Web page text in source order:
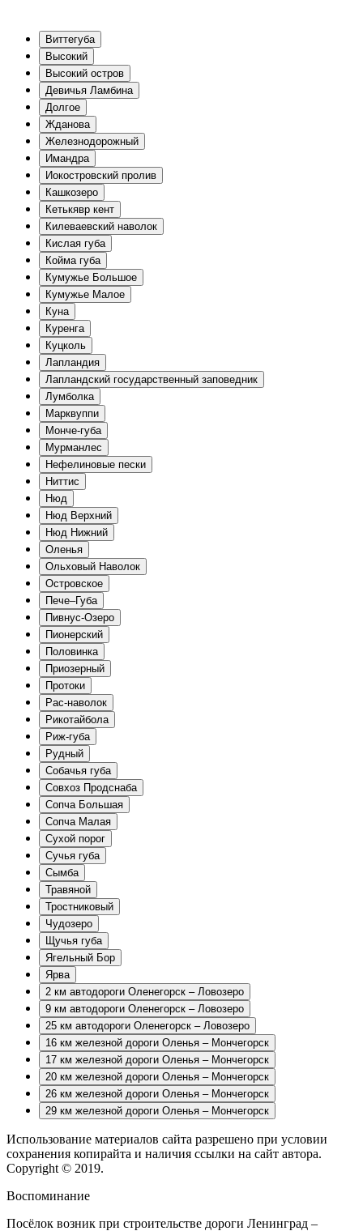
Виттегуба
Высокий
Высокий остров
Девичья Ламбина
Долгое
Жданова
Железнодорожный
Имандра
Иокостровский пролив
Кашкозеро
Кетькявр кент
Килеваевский наволок
Кислая губа
Койма губа
Кумужье Большое
Кумужье Малое
Куна
Куренга
Куцколь
Лапландия
Лапландский государственный заповедник
Лумболка
Марквуппи
Монче-губа
Мурманлес
Нефелиновые пески
Ниттис
Нюд
Нюд Верхний
Нюд Нижний
Оленья
Ольховый Наволок
Островское
Пече–Губа
Пивнус-Озеро
Пионерский
Половинка
Приозерный
Протоки
Рас-наволок
Рикотайбола
Риж-губа
Рудный
Собачья губа
Совхоз Продснаба
Сопча Большая
Сопча Малая
Сухой порог
Сучья губа
Сымба
Травяной
Тростниковый
Чудозеро
Щучья губа
Ягельный Бор
Ярва
2 км автодороги Оленегорск – Ловозеро
9 км автодороги Оленегорск – Ловозеро
25 км автодороги Оленегорск – Ловозеро
16 км железной дороги Оленья – Мончегорск
17 км железной дороги Оленья – Мончегорск
20 км железной дороги Оленья – Мончегорск
26 км железной дороги Оленья – Мончегорск
29 км железной дороги Оленья – Мончегорск
Использование материалов сайта разрешено при условии
сохранения копирайта и наличия ссылки на сайт автора.
Copyright © 2019.
Воспоминание
Посёлок возник при строительстве дороги Ленинград –